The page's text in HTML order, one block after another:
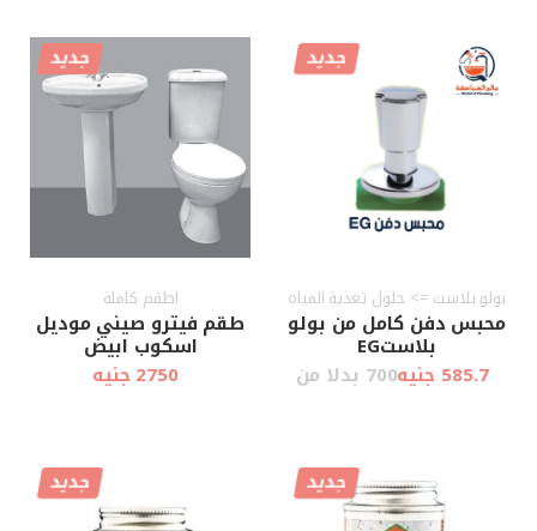
أضف إلى
العربة عرض سريع أضف إلى
العربة عرض سريع
جديد
بولو بلاست => حلول تغذية المياه
محبس دفن كامل من بولو
بلاستEG
585.7 جنيه
700 بدلا من
أضف إلى
العربة عرض سريع
جديد
اطقم كاملة
طقم فيترو صيني موديل
اسكوب ابيض
2750 جنيه
العربة عرض سريع
جديد جديد